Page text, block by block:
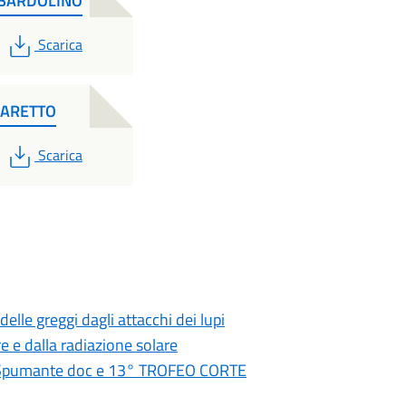
PDF
Scarica
PDF
Scarica
greggi dagli attacchi dei lupi
e dalla radiazione solare
doc e 13° TROFEO CORTE